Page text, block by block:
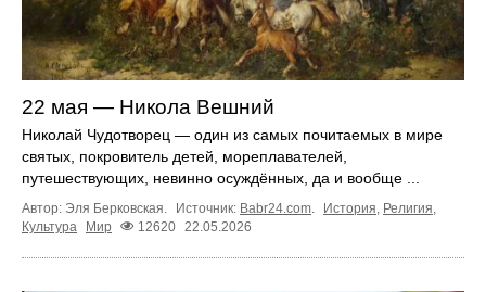
22 мая — Никола Вешний
Николай Чудотворец — один из самых почитаемых в мире
святых, покровитель детей, мореплавателей,
путешествующих, невинно осуждённых, да и вообще ...
Автор: Эля Берковская. Источник: Babr24.com. История, Религия,
Культура
Мир 12620 22.05.2026